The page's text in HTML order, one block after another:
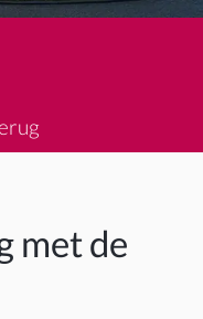
met de